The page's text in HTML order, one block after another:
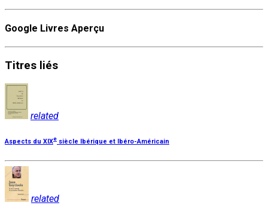
Google Livres Aperçu
Titres liés
related
Aspects du XIXe siècle Ibérique et Ibéro-Américain
related